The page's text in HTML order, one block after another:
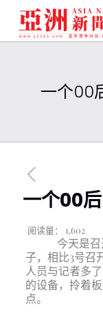
一个00
一个00
阅读量： 1,602
今天是召
子，相比3号召
人员与记者多
的设备，拎着
点。